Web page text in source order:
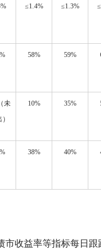
≤1.4% ≤1.3%
58% 59%
未 10% 35%
38% 40%
市收益率等指标每日跟